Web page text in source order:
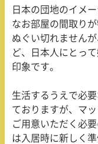
日本の団地のイメ
なお部屋の間取り
ぬぐい切れません
ど、日本人にとっ
印象です。
生活するうえで必
ておりますが、マ
ご用意いただく必
は入居時に新しく